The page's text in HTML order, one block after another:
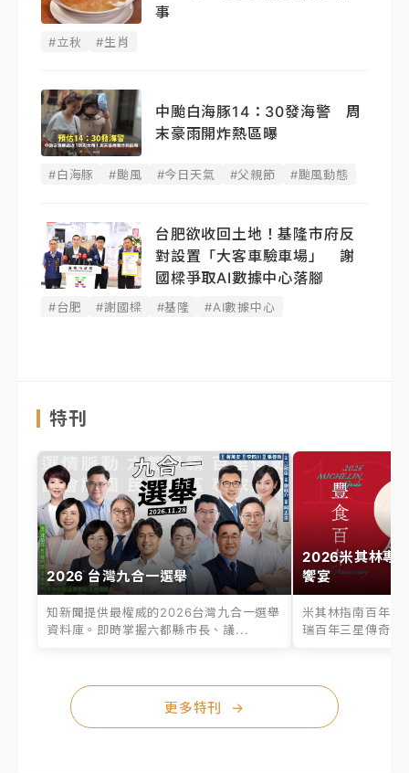
事
#立秋 #生肖
中颱白海豚14：30發海警 周
末豪雨開炸熱區曝
#白海豚 #颱風 #今日天氣 #父親節 #颱風動態
台肥欲收回土地！基隆市府反
對設置「大客車驗車場」 謝
國樑爭取AI數據中心落腳
#台肥 #謝國樑 #基隆 #AI數據中心
特刊
2026 台灣九合一選舉
知新聞提供最權威的2026台灣九合一選舉
資料庫。即時掌握六都縣市長、議...
2026米其林專
饗宴
米其林指南百年之
瑞百年三星傳奇、
更多特刊 →